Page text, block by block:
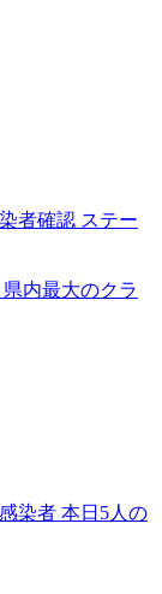
者確認 ステー
内最大のクラ
染者 本日5人の